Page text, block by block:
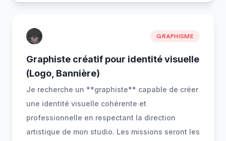
GRAPHISME
Graphiste créatif pour identité visuelle
(Logo, Bannière)
Je recherche un **graphiste** capable de créer
une identité visuelle cohérente et
professionnelle en respectant la direction
artistique de mon studio. Les missions seront les